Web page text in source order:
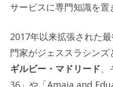
サービスに専門知識を置
2017年以来拡張された
門家がジェススラシンズ
ギルビー・マドリード、
36」や「Amaia and